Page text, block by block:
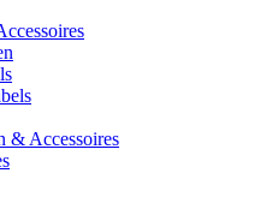
& Accessoires